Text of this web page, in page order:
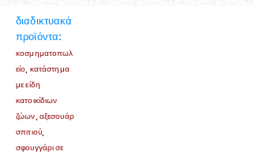
διαδικτυακά
προϊόντα:
κοσμηματοπωλ
είο, κατάστημα
με είδη
κατοικίδιων
ζώων, αξεσουάρ
σπιτιού,
σφουγγάρι σε